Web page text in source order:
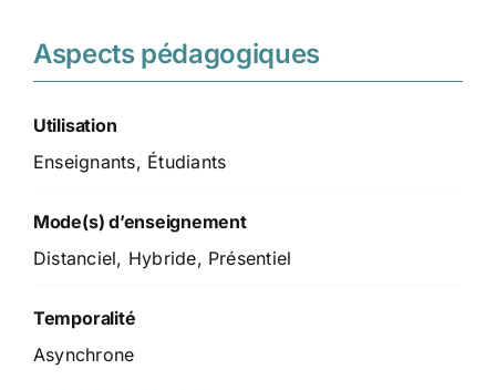
Aspects pédagogiques
Utilisation
Enseignants, Étudiants
Mode(s) d’enseignement
Distanciel, Hybride, Présentiel
Temporalité
Asynchrone